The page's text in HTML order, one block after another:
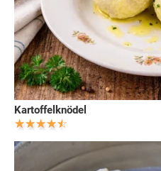
Kartoffelknödel